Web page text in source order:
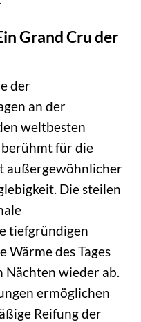
Grand Cru der
der
an der
weltbesten
für die
außergewöhnlicher
Die steilen
tiefgründigen
Wärme des Tages
Nächten wieder ab.
ermöglichen
Reifung der